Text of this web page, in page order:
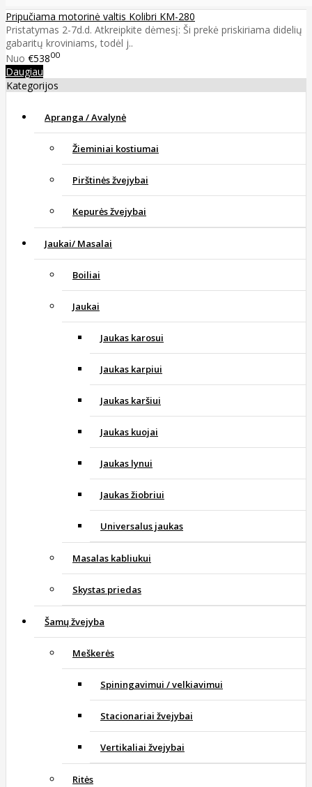
Pripučiama motorinė valtis Kolibri KM-280
Pristatymas 2-7d.d. Atkreipkite dėmesį: Ši prekė priskiriama didelių
gabaritų kroviniams, todėl j..
Nuo €53800
Daugiau
Kategorijos
Apranga / Avalynė
Žieminiai kostiumai
Pirštinės žvejybai
Kepurės žvejybai
Jaukai/ Masalai
Boiliai
Jaukai
Jaukas karosui
Jaukas karpiui
Jaukas karšiui
Jaukas kuojai
Jaukas lynui
Jaukas žiobriui
Universalus jaukas
Masalas kabliukui
Skystas priedas
Šamų žvejyba
Meškerės
Spiningavimui / velkiavimui
Stacionariai žvejybai
Vertikaliai žvejybai
Ritės